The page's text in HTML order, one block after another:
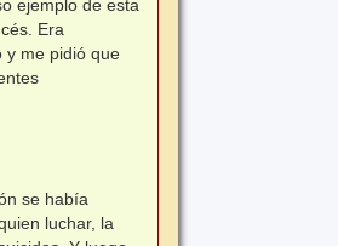
ejemplo de esta
Era
y me pidió que
se había
luchar, la